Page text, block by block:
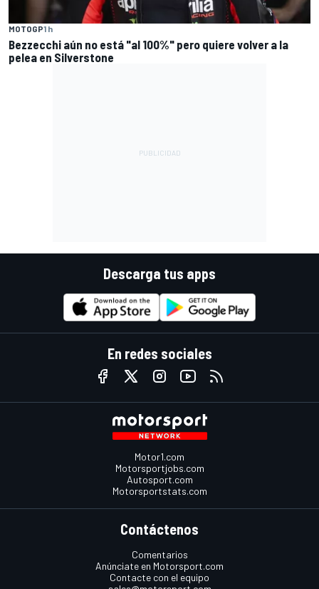
MOTOGP1 h
Bezzecchi aún no está "al 100%" pero quiere volver a la
pelea en Silverstone
Descarga tus apps
En redes sociales
Motor1.com
Motorsportjobs.com
Autosport.com
Motorsportstats.com
Contáctenos
Comentarios
Anúnciate en Motorsport.com
Contacte con el equipo